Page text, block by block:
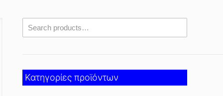
Κατηγορίες προϊόντων